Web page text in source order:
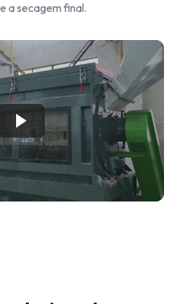
a secagem final.